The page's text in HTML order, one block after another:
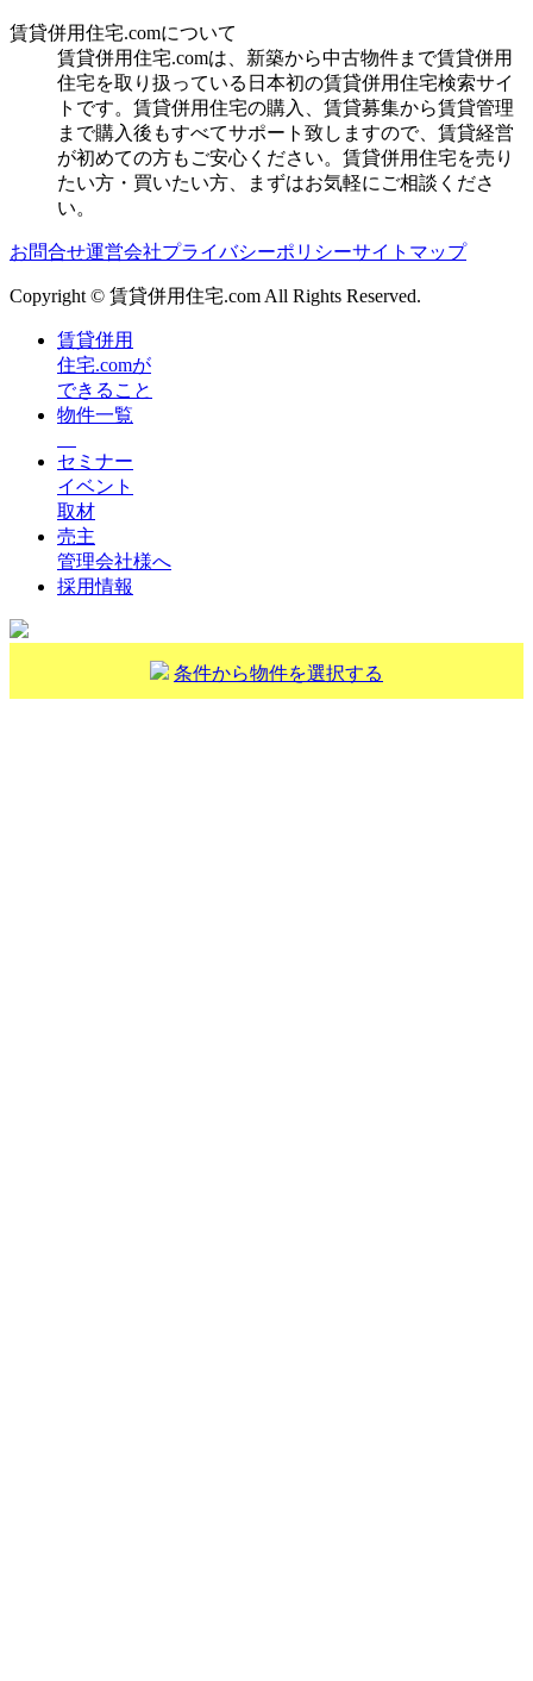
賃貸併用住宅.comについて
賃貸併用住宅.comは、新築から中古物件まで賃貸併用
住宅を取り扱っている日本初の賃貸併用住宅検索サイ
トです。賃貸併用住宅の購入、賃貸募集から賃貸管理
まで購入後もすべてサポート致しますので、賃貸経営
が初めての方もご安心ください。賃貸併用住宅を売り
たい方・買いたい方、まずはお気軽にご相談くださ
い。
お問合せ運営会社プライバシーポリシーサイトマップ
Copyright © 賃貸併用住宅.com All Rights Reserved.
賃貸併用
住宅.comが
できること
物件一覧
セミナー
イベント
取材
売主
管理会社様へ
採用情報
条件から物件を選択する